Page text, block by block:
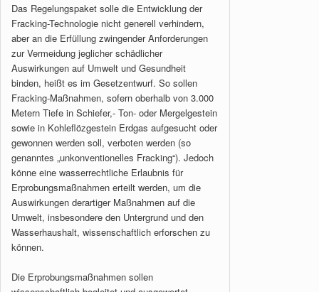
Das Regelungspaket solle die Entwicklung der
Fracking-Technologie nicht generell verhindern,
aber an die Erfüllung zwingender Anforderungen
zur Vermeidung jeglicher schädlicher
Auswirkungen auf Umwelt und Gesundheit
binden, heißt es im Gesetzentwurf. So sollen
Fracking-Maßnahmen, sofern oberhalb von 3.000
Metern Tiefe in Schiefer,- Ton- oder Mergelgestein
sowie in Kohleflözgestein Erdgas aufgesucht oder
gewonnen werden soll, verboten werden (so
genanntes „unkonventionelles Fracking“). Jedoch
könne eine wasserrechtliche Erlaubnis für
Erprobungsmaßnahmen erteilt werden, um die
Auswirkungen derartiger Maßnahmen auf die
Umwelt, insbesondere den Untergrund und den
Wasserhaushalt, wissenschaftlich erforschen zu
können.
Die Erprobungsmaßnahmen sollen